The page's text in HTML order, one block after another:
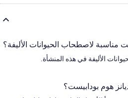
مناسبة لاصطحاب الحيوانات الأليفة؟
الأليفة في هذه المنشأة.
هوم بودابيست؟